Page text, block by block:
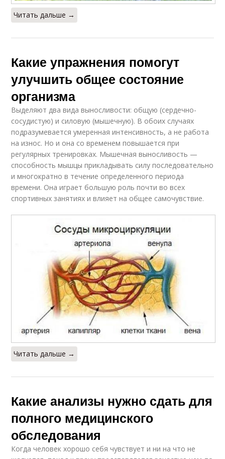
Читать дальше →
Какие упражнения помогут
улучшить общее состояние
организма
Выделяют два вида выносливости: общую (сердечно-
сосудистую) и силовую (мышечную). В обоих случаях
подразумевается умеренная интенсивность, а не работа
на износ. Но и она со временем повышается при
регулярных тренировках. Мышечная выносливость —
способность мышцы прикладывать силу последовательно
и многократно в течение определенного периода
времени. Она играет большую роль почти во всех
спортивных занятиях и влияет на общее самочувствие.
Читать дальше →
Какие анализы нужно сдать для
полного медицинского
обследования
Когда человек хорошо себя чувствует и ни на что не